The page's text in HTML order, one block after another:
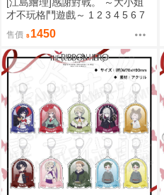
才不玩格鬥遊戲～ 1 2 3 4 5 6 7
8 9 首刷 平裝
售價 1450